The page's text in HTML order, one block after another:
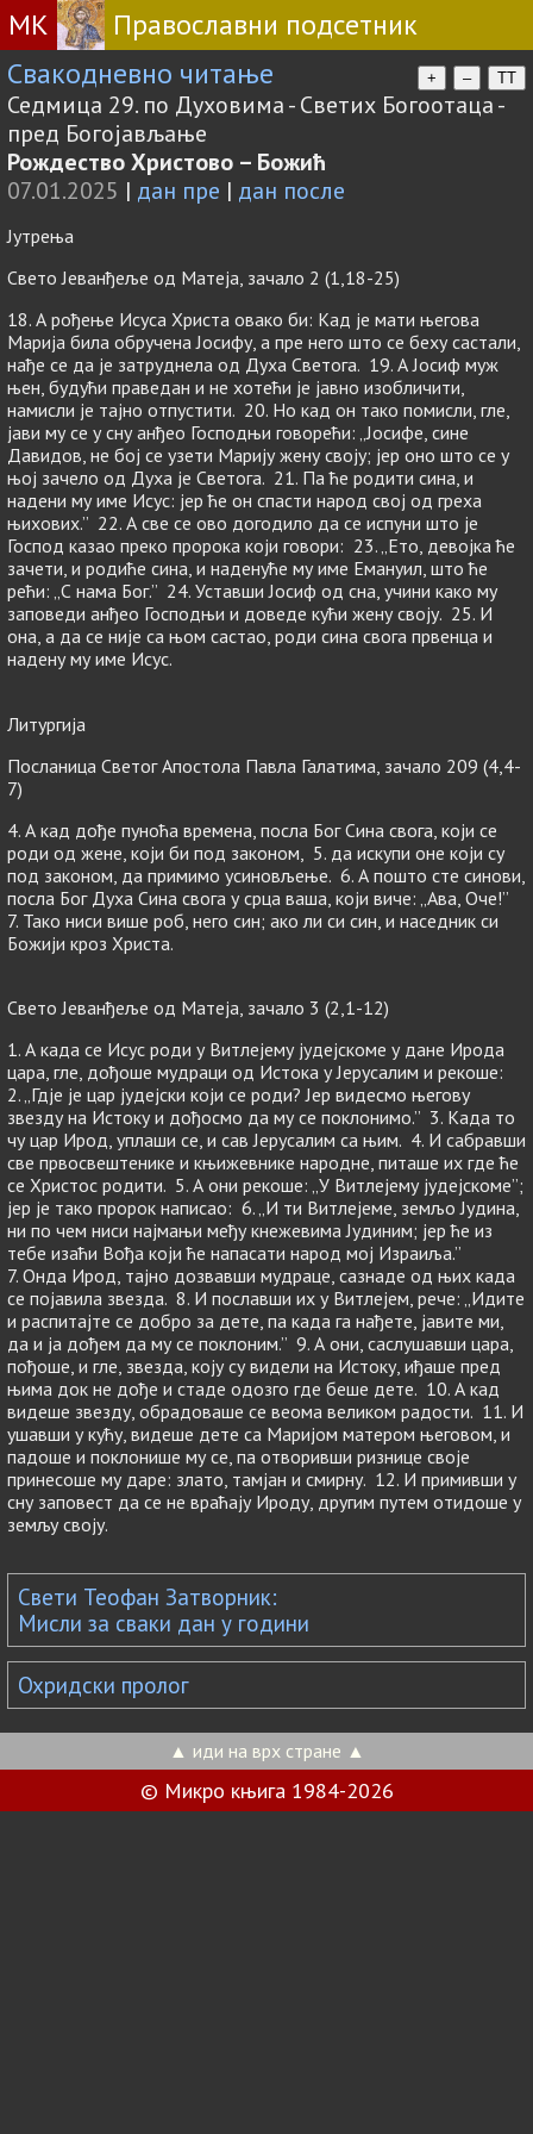
МК
Православни подсетник
Свакодневно читање
+ – TT
Седмица 29. по Духовима - Светих Богоотаца -
пред Богојављање
Рождество Христово – Божић
07.01.2025 | дан пре | дан после
Јутрења
Свето Јеванђеље од Матеја, зачало 2 (1,18-25)
18. А рођење Исуса Христа овако би: Кад је мати његова
Марија била обручена Јосифу, а пре него што се беху састали,
нађе се да је затруднела од Духа Светога. 19. А Јосиф муж
њен, будући праведан и не хотећи је јавно изобличити,
намисли је тајно отпустити. 20. Но кад он тако помисли, гле,
јави му се у сну анђео Господњи говорећи: „Јосифе, сине
Давидов, не бој се узети Марију жену своју; јер оно што се у
њој зачело од Духа јe Светога. 21. Па ће родити сина, и
надени му име Исус: јер ће он спасти народ свој од греха
њихових.” 22. А све се ово догодило да се испуни што је
Господ казао преко пророка који говори: 23. „Ето, девојка ће
зачети, и родиће сина, и наденуће му име Емануил, што ће
рећи: „С нама Бог.” 24. Уставши Јосиф од сна, учини како му
заповеди анђео Господњи и доведе кући жену своју. 25. И
она, а да се није са њом састао, роди сина свога првенца и
надену му име Исус.
Литургија
Посланица Светог Апостола Павла Галатима, зачало 209 (4,4-
7)
4. А кад дође пуноћа времена, посла Бог Сина свога, који се
роди од жене, који би под законом, 5. да искупи оне који су
под законом, да примимо усиновљење. 6. А пошто сте синови,
посла Бог Духа Сина свога у срца ваша, који виче: „Ава, Оче!”
7. Тако ниси више роб, него син; ако ли си син, и наседник си
Божији кроз Христа.
Свето Јеванђеље од Матеја, зачало 3 (2,1-12)
1. А када се Исус роди у Витлејему јудејскоме у дане Ирода
цара, гле, дођоше мудраци од Истока у Јерусалим и рекоше:
2. „Гдје је цар јудејски који се роди? Јер видесмо његову
звезду на Истоку и дођосмо да му се поклонимо.” 3. Када то
чу цар Ирод, уплаши се, и сав Јерусалим са њим. 4. И сабравши
све првосвештенике и књижевнике народне, питаше их где ће
се Христос родити. 5. А они рекоше: „У Витлејему јудејскоме”;
јер је тако пророк написао: 6. „И ти Витлејеме, земљо Јудина,
ни по чем ниси најмањи међу кнежевима Јудиним; јер ће из
тебе изаћи Вођа који ће напасати народ мој Израиља.”
7. Онда Ирод, тајно дозвавши мудраце, сазнаде од њих када
се појавила звезда. 8. И пославши их у Витлејем, рече: „Идите
и распитајте се добро за дете, па када га нађете, јавите ми,
да и ја дођем да му се поклоним.” 9. А они, саслушавши цара,
пођоше, и гле, звезда, коју су видели на Истоку, иђаше пред
њима док не дође и стаде одозго где беше дете. 10. А кад
видеше звезду, обрадоваше се веома великом радости. 11. И
ушавши у кућу, видеше дете са Маријом матером његовом, и
падоше и поклонише му се, па отворивши ризнице своје
принесоше му даре: злато, тамјан и смирну. 12. И примивши у
сну заповест да се не враћају Ироду, другим путем отидоше у
земљу своју.
Свети Теофан Затворник:
Мисли за сваки дан у години
Охридски пролог
▲ иди на врх стране ▲
© Микро књига 1984-2026